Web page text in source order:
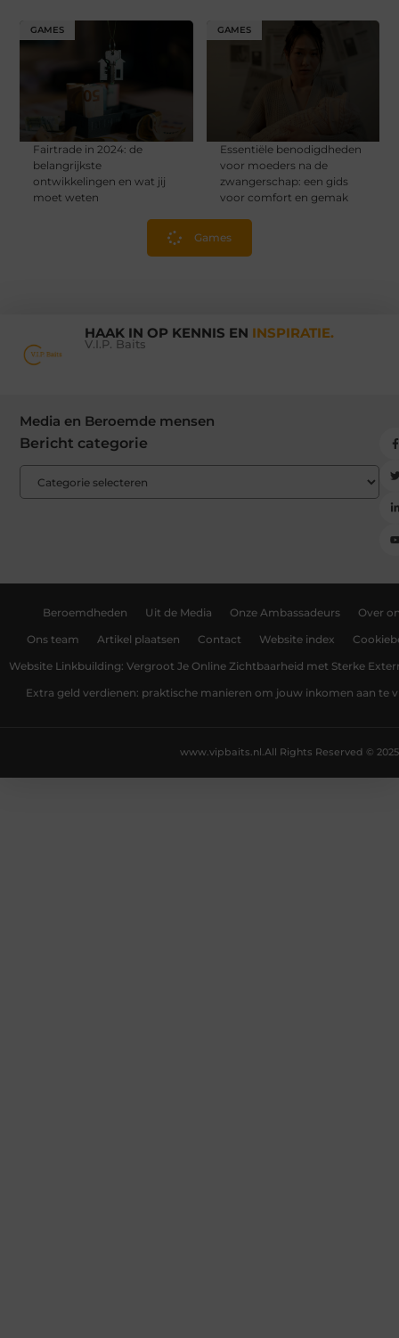
GAMES
Fairtrade in 2024: de
belangrijkste
ontwikkelingen en wat jij
moet weten
GAMES
Essentiële benodigdheden
voor moeders na de
zwangerschap: een gids
voor comfort en gemak
Games
HAAK IN OP KENNIS EN INSPIRATIE.
V.I.P. Baits
Media en Beroemde mensen
Bericht categorie
Beroemdheden Uit de Media Onze Ambassadeurs Over
Ons team Artikel plaatsen Contact Website index
Website Linkbuilding: Vergroot Je Online Zichtbaarheid met Sterke
Extra geld verdienen: praktische manieren om jouw inkomen aan te
All Rights Reserved © 2025
www.vipbaits.nl.